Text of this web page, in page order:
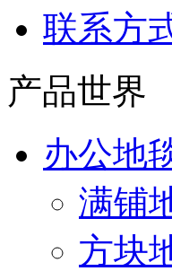
联系方
产品世界
办公地
满铺
方块